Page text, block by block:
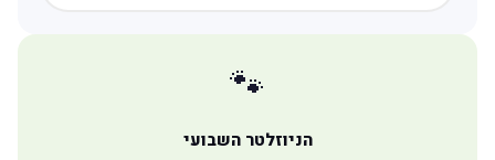
🐾
הניוזלטר השבועי